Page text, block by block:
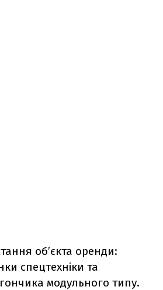
об’єкта оренди:
спецтехніки та
модульного типу.